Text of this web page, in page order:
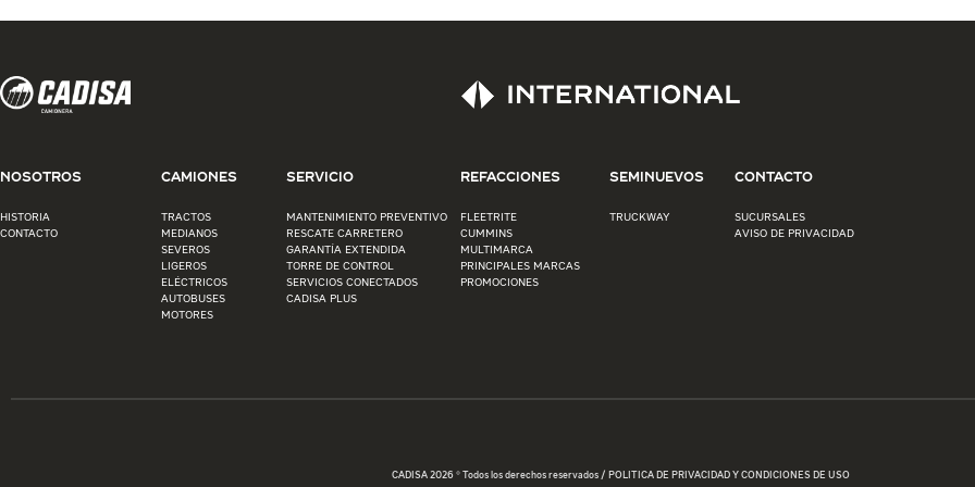
NOSOTROS
HISTORIA
CONTACTO
CAMIONES
TRACTOS
MEDIANOS
SEVEROS
LIGEROS
ELÉCTRICOS
AUTOBUSES
MOTORES
SERVICIO
MANTENIMIENTO PREVENTIVO
RESCATE CARRETERO
GARANTÍA EXTENDIDA
TORRE DE CONTROL
SERVICIOS CONECTADOS
CADISA PLUS
REFACCIONES
FLEETRITE
CUMMINS
MULTIMARCA
PRINCIPALES MARCAS
PROMOCIONES
SEMINUEVOS
TRUCKWAY
CONTACTO
SUCURSALES
AVISO DE PRIVACIDAD
CADISA 2026 © Todos los derechos reservados / POLITICA DE PRIVACIDAD Y CONDICIONES DE USO